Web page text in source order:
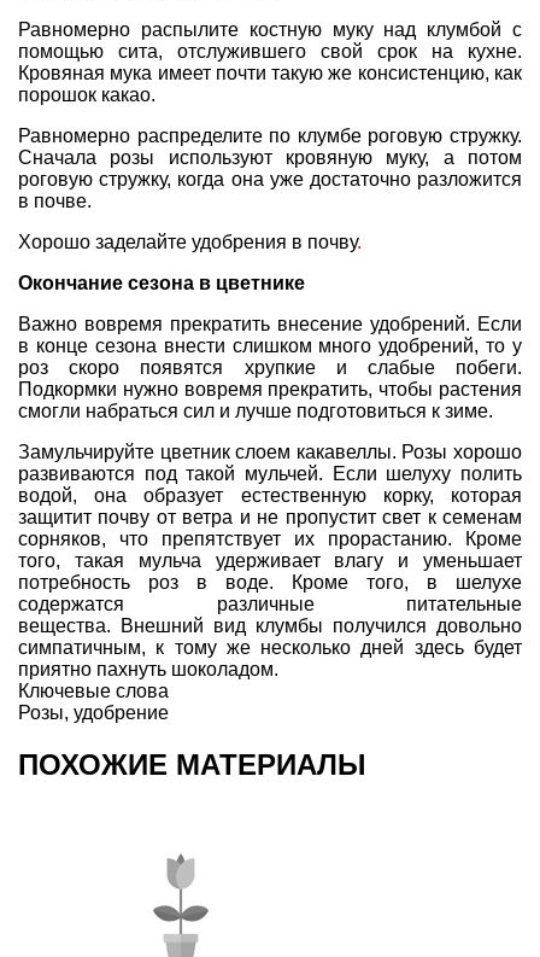
Равномерно распылите костную муку над клумбой с
помощью сита, отслужившего свой срок на кухне.
Кровяная мука имеет почти такую же консистенцию, как
порошок какао.
Равномерно распределите по клумбе роговую стружку.
Сначала розы используют кровяную муку, а потом
роговую стружку, когда она уже достаточно разложится
в почве.
Хорошо заделайте удобрения в почву.
Окончание сезона в цветнике
Важно вовремя прекратить внесение удобрений. Если
в конце сезона внести слишком много удобрений, то у
роз скоро появятся хрупкие и слабые побеги.
Подкормки нужно вовремя прекратить, чтобы растения
смогли набраться сил и лучше подготовиться к зиме.
Замульчируйте цветник слоем какавеллы. Розы хорошо
развиваются под такой мульчей. Если шелуху полить
водой, она образует естественную корку, которая
защитит почву от ветра и не пропустит свет к семенам
сорняков, что препятствует их прорастанию. Кроме
того, такая мульча удерживает влагу и уменьшает
потребность роз в воде. Кроме того, в шелухе
содержатся различные питательные
вещества. Внешний вид клумбы получился довольно
симпатичным, к тому же несколько дней здесь будет
приятно пахнуть шоколадом.
Ключевые слова
Розы, удобрение
ПОХОЖИЕ МАТЕРИАЛЫ